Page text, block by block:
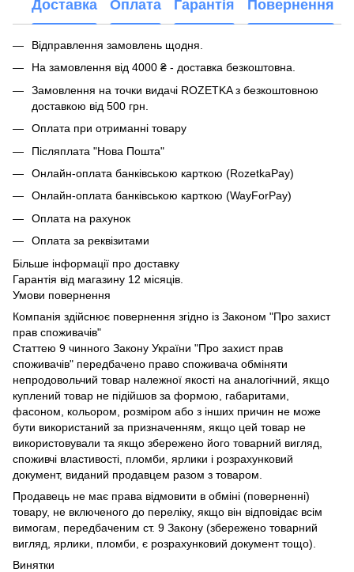
Доставка Оплата Гарантія Повернення
Відправлення замовлень щодня.
На замовлення від 4000 ₴ - доставка безкоштовна.
Замовлення на точки видачі ROZETKA з безкоштовною
доставкою від 500 грн.
Оплата при отриманні товару
Післяплата "Нова Пошта"
Онлайн-оплата банківською карткою (RozetkaPay)
Онлайн-оплата банківською карткою (WayForPay)
Оплата на рахунок
Оплата за реквізитами
Більше інформації про доставку
Гарантія від магазину 12 місяців.
Умови повернення
Компанія здійснює повернення згідно із Законом "Про захист
прав споживачів"
Статтею 9 чинного Закону України "Про захист прав
споживачів" передбачено право споживача обміняти
непродовольчий товар належної якості на аналогічний, якщо
куплений товар не підійшов за формою, габаритами,
фасоном, кольором, розміром або з інших причин не може
бути використаний за призначенням, якщо цей товар не
використовували та якщо збережено його товарний вигляд,
споживчі властивості, пломби, ярлики і розрахунковий
документ, виданий продавцем разом з товаром.
Продавець не має права відмовити в обміні (поверненні)
товару, не включеного до переліку, якщо він відповідає всім
вимогам, передбаченим ст. 9 Закону (збережено товарний
вигляд, ярлики, пломби, є розрахунковий документ тощо).
Винятки